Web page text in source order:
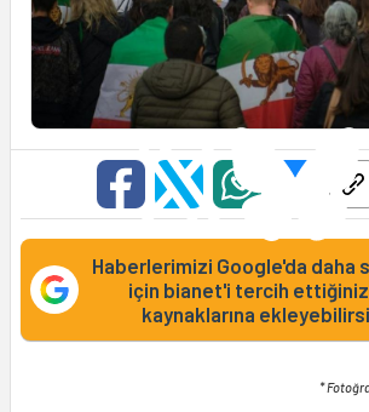
Haberlerimizi Google'da daha
için bianet'i tercih
kaynaklarına
*